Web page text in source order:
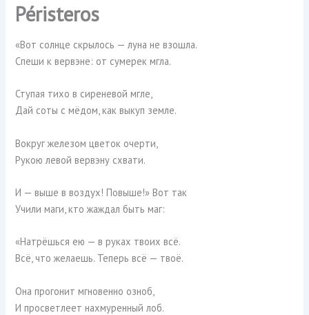
Péristeros
«Вот солнце скрылось — луна не взошла.
Спеши к вервэне: от сумерек мгла.
Ступая тихо в сиреневой мгле,
Дай соты с мёдом, как выкуп земле.
Вокруг железом цветок очерти,
Рукою левой вервэну схвати.
И — выше в воздух! Повыше!» Вот так
Учили маги, кто жаждал быть маг:
«Натрёшься ею — в руках твоих всё.
Всё, что желаешь. Теперь всё — твоё.
Она прогонит мгновенно озноб,
И просветлеет нахмуренный лоб.